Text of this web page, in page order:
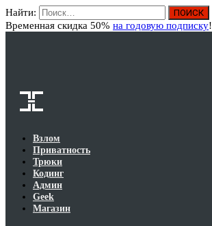
Найти:
Временная скидка 50% на годовую подписку!
Взлом
Приватность
Трюки
Кодинг
Админ
Geek
Магазин